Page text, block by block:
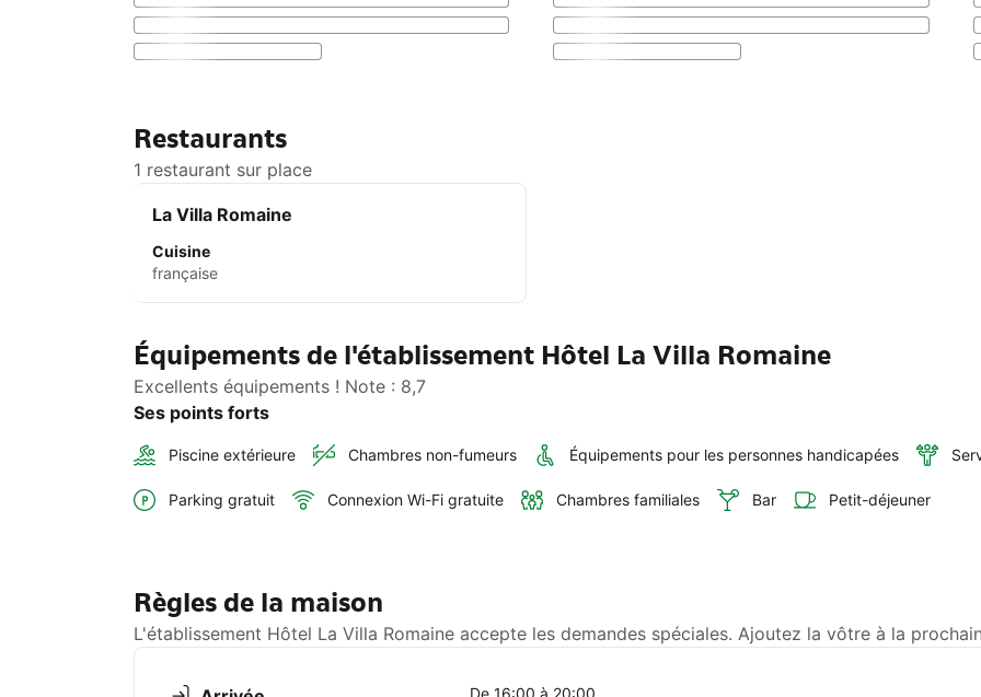
Restaurants
1 restaurant sur place
La Villa Romaine
Cuisine
française
Équipements de l'établissement Hôtel La Villa Romaine
Excellents équipements ! Note : 8,7
Ses points forts
Piscine extérieure Chambres non-fumeurs Équipements pour les personnes handicapées
Parking gratuit Connexion Wi-Fi gratuite Chambres familiales Bar Petit-déjeuner
Règles de la maison
L'établissement Hôtel La Villa Romaine accepte les demandes spéciales. Ajoutez la vôtre à la